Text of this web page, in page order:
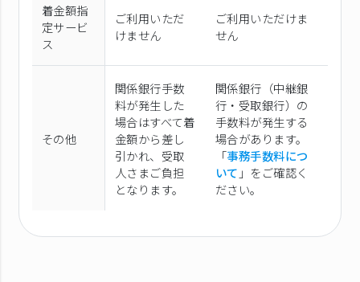
着金額指
定サービ
ス
ご利用いただ
けません
ご利用いただけま
せん
その他
関係銀行手数
料が発生した
場合はすべて着
金額から差し
引かれ、受取
人さまご負担
となります。
関係銀行（中継銀
行・受取銀行）の
手数料が発生する
場合があります。
「事務手数料につ
いて 」をご確認く
ださい。